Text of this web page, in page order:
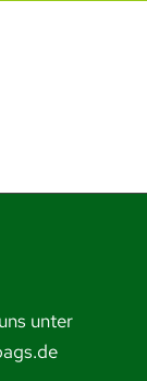
unter